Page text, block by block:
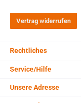
Vertrag widerrufen
Rechtliches
Service/Hilfe
Unsere Adresse